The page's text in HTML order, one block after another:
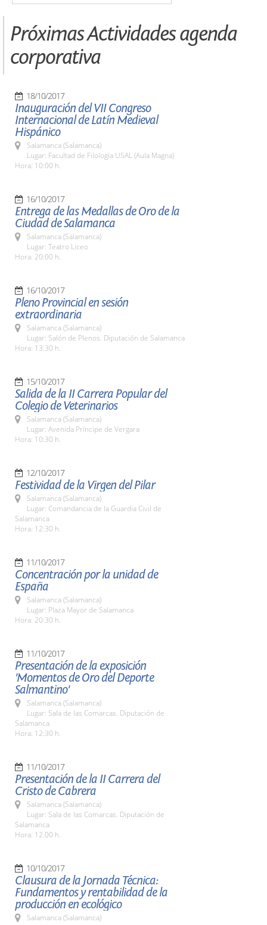
Próximas Actividades agenda
corporativa
18/10/2017
Inauguración del VII Congreso
Internacional de Latín Medieval
Hispánico
Salamanca (Salamanca)
Lugar: Facultad de Filología USAL (Aula Magna)
Hora: 10:00 h.
16/10/2017
Entrega de las Medallas de Oro de la
Ciudad de Salamanca
Salamanca (Salamanca)
Lugar: Teatro Liceo
Hora: 20:00 h.
16/10/2017
Pleno Provincial en sesión
extraordinaria
Salamanca (Salamanca)
Lugar: Salón de Plenos. Diputación de Salamanca
Hora: 13:30 h.
15/10/2017
Salida de la II Carrera Popular del
Colegio de Veterinarios
Salamanca (Salamanca)
Lugar: Avenida Príncipe de Vergara
Hora: 10:30 h.
12/10/2017
Festividad de la Virgen del Pilar
Salamanca (Salamanca)
Lugar: Comandancia de la Guardia Civil de
Salamanca
Hora: 12:30 h.
11/10/2017
Concentración por la unidad de
España
Salamanca (Salamanca)
Lugar: Plaza Mayor de Salamanca
Hora: 20:30 h.
11/10/2017
Presentación de la exposición
'Momentos de Oro del Deporte
Salmantino'
Salamanca (Salamanca)
Lugar: Sala de las Comarcas. Diputación de
Salamanca
Hora: 12:30 h.
11/10/2017
Presentación de la II Carrera del
Cristo de Cabrera
Salamanca (Salamanca)
Lugar: Sala de las Comarcas. Diputación de
Salamanca
Hora: 12.00 h.
10/10/2017
Clausura de la Jornada Técnica:
Fundamentos y rentabilidad de la
producción en ecológico
Salamanca (Salamanca)